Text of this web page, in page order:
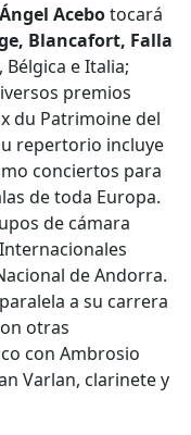
Acebotocará
Blancafort, Falla
Bélgica e Italia;
premios
du Patrimoine del
repertorio incluye
conciertos para
de toda Europa.
de cámara
de Andorra.
a su carrera
otras
con Ambrosio
Varlan, clarinete y